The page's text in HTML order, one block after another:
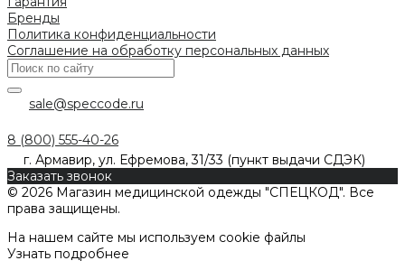
Бренды
Политика конфиденциальности
Соглашение на обработку персональных данных
sale@speccode.ru
8 (800) 555-40-26
г. Армавир, ул. Ефремова, 31/33 (пункт выдачи СДЭК)
Заказать звонок
© 2026 Магазин медицинской одежды "СПЕЦКОД". Все
права защищены.
На нашем сайте мы используем cookie файлы
Узнать подробнее